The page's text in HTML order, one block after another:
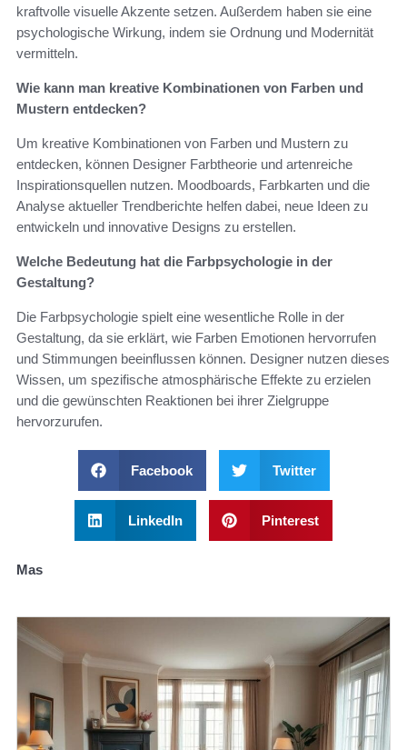
kraftvolle visuelle Akzente setzen. Außerdem haben sie eine
psychologische Wirkung, indem sie Ordnung und Modernität
vermitteln.
Wie kann man kreative Kombinationen von Farben und
Mustern entdecken?
Um kreative Kombinationen von Farben und Mustern zu
entdecken, können Designer Farbtheorie und artenreiche
Inspirationsquellen nutzen. Moodboards, Farbkarten und die
Analyse aktueller Trendberichte helfen dabei, neue Ideen zu
entwickeln und innovative Designs zu erstellen.
Welche Bedeutung hat die Farbpsychologie in der
Gestaltung?
Die Farbpsychologie spielt eine wesentliche Rolle in der
Gestaltung, da sie erklärt, wie Farben Emotionen hervorrufen
und Stimmungen beeinflussen können. Designer nutzen dieses
Wissen, um spezifische atmosphärische Effekte zu erzielen
und die gewünschten Reaktionen bei ihrer Zielgruppe
hervorzurufen.
Facebook Twitter
LinkedIn Pinterest
Mas